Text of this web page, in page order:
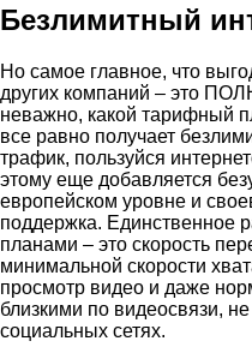
Безлимитный
Но самое главное, что
других компаний – это
неважно, какой тарифный
все равно получает
трафик, пользуйся
этому еще добавляется
европейском уровне и
поддержка. Единственное
планами – это скорость
минимальной скорости
просмотр видео и даже
близкими по видеосвязи,
социальных сетях.